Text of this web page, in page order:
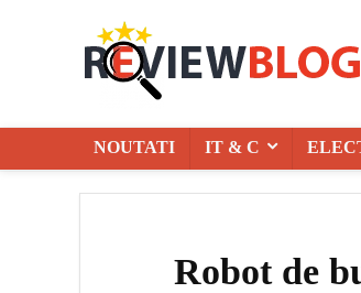
NOUTATI IT & C
Robot de